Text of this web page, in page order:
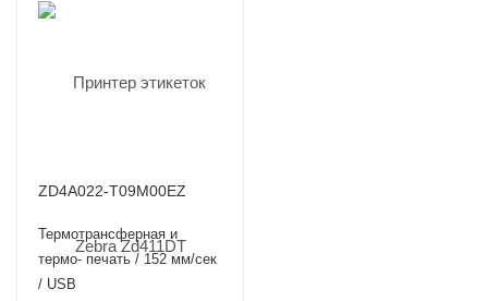
ZD4A022-T09M00EZ
Термотрансферная и
термо- печать / 152 мм/сек
/ USB